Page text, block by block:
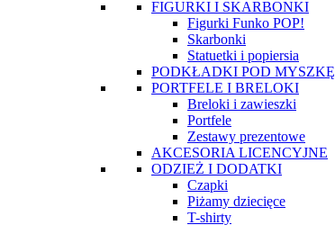
FIGURKI I SKARBONKI
Figurki Funko POP!
Skarbonki
Statuetki i popiersia
PODKŁADKI POD MYSZKĘ
PORTFELE I BRELOKI
Breloki i zawieszki
Portfele
Zestawy prezentowe
AKCESORIA LICENCYJNE
ODZIEŻ I DODATKI
Czapki
Piżamy dziecięce
T-shirty